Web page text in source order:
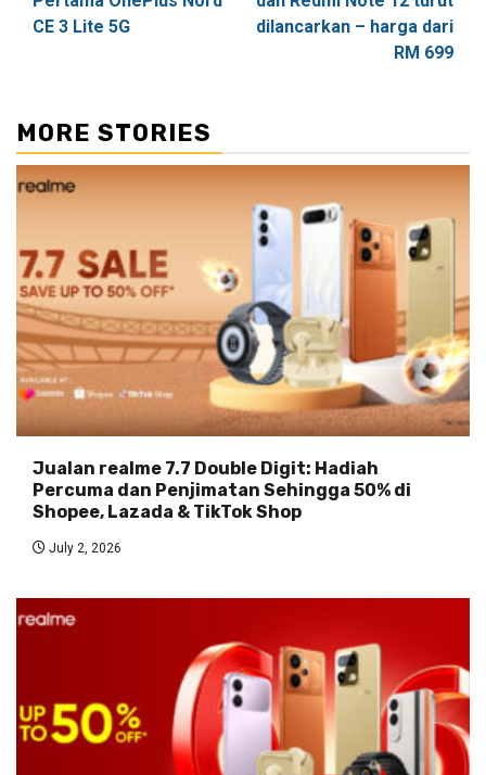
CE 3 Lite 5G
dilancarkan – harga dari
RM 699
MORE STORIES
Jualan realme 7.7 Double Digit: Hadiah
Percuma dan Penjimatan Sehingga 50% di
Shopee, Lazada & TikTok Shop
July 2, 2026